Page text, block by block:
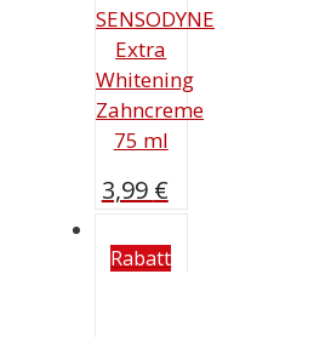
SENSODYNE
Extra
Whitening
Zahncreme
75 ml
3,99 €
Rabatt